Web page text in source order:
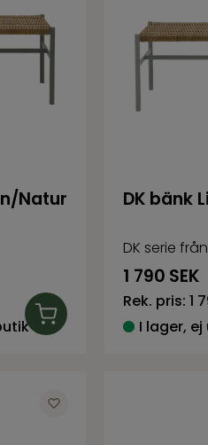
Natur DK bänk
DK serie
1 790 SEK
Rek. pris: 1
I lager,